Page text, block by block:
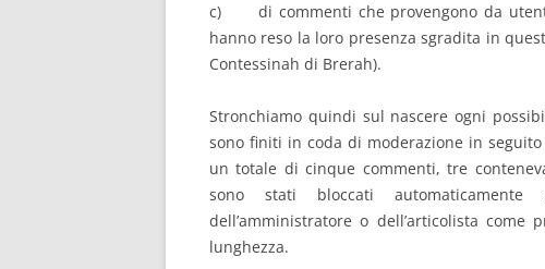
c) di commenti che provengono da
hanno reso la loro presenza sgradita in
Contessinah di Brerah).
Stronchiamo quindi sul nascere ogni
sono finiti in coda di moderazione in
un totale di cinque commenti, tre
sono stati bloccati
dell’amministratore o dell’articolista
lunghezza.